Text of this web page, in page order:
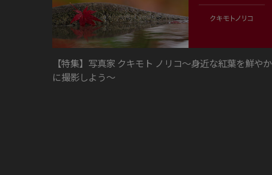
【特集】写真家 クキモト ノリコ～身近な紅葉を鮮やか
に撮影しよう～